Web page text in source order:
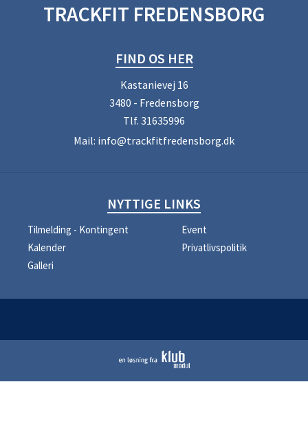
TRACKFIT FREDENSBORG
FIND OS HER
Kastanievej 16
3480 - Fredensborg
Tlf. 31635996
Mail: info@trackfitfredensborg.dk
NYTTIGE LINKS
Tilmelding - Kontingent
Event
Kalender
Privatlivspolitik
Galleri